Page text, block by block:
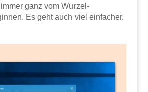
ganz vom Wurzel-
Es geht auch viel einfacher.